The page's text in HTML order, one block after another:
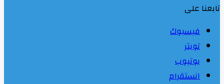
تابعنا على
فيسبوك
تويتر
يوتيوب
انستقرام